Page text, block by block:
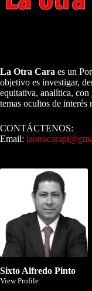
La Otra Cara es un
objetivo es investigar,
equitativa, analítica, con
temas ocultos de interés
CONTÁCTENOS:
Email:
Sixto Alfredo Pinto
View Profile